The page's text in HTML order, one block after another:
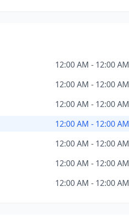
12:00 AM - 12:00 AM
12:00 AM - 12:00 AM
12:00 AM - 12:00 AM
12:00 AM - 12:00 AM
12:00 AM - 12:00 AM
12:00 AM - 12:00 AM
12:00 AM - 12:00 AM